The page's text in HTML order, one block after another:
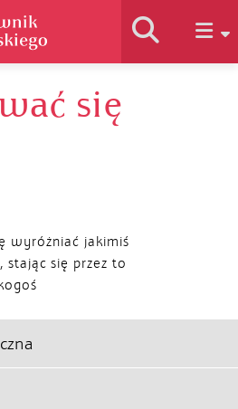
słownika
Autorzy
się
wyróżniać jakimiś
stając się przez to